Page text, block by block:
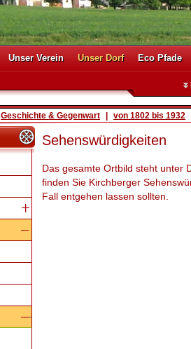
Unser Verein Unser Dorf Eco Pfade
Geschichte & Gegenwart von 1802 bis 1932
Sehenswürdigkeiten
Das gesamte Ortbild steht unter
finden Sie Kirchberger
Fall entgehen lassen sollten.